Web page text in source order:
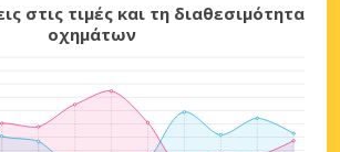
εξοικονομήσεις
στις τιμές και τη διαθεσιμότητα
οχημάτων